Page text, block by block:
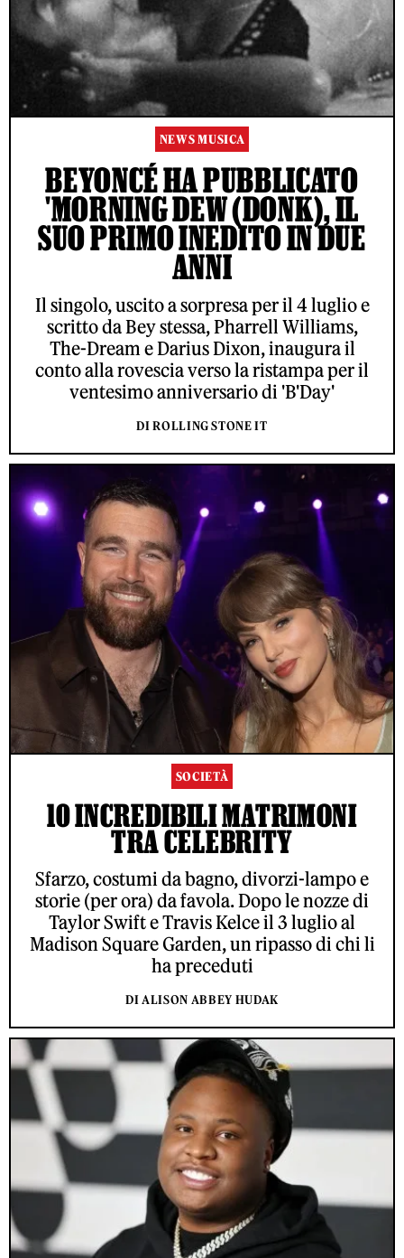
NEWS MUSICA
BEYONCÉ HA PUBBLICATO
'MORNING DEW (DONK), IL
SUO PRIMO INEDITO IN DUE
ANNI
Il singolo, uscito a sorpresa per il 4 luglio e
scritto da Bey stessa, Pharrell Williams,
The-Dream e Darius Dixon, inaugura il
conto alla rovescia verso la ristampa per il
ventesimo anniversario di 'B'Day'
DI ROLLING STONE IT
SOCIETÀ
10 INCREDIBILI MATRIMONI
TRA CELEBRITY
Sfarzo, costumi da bagno, divorzi-lampo e
storie (per ora) da favola. Dopo le nozze di
Taylor Swift e Travis Kelce il 3 luglio al
Madison Square Garden, un ripasso di chi li
ha preceduti
DI ALISON ABBEY HUDAK